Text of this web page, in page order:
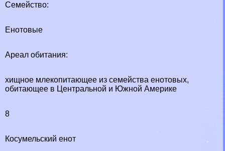
Семейство:
Енотовые
Ареал обитания:
хищное млекопитающее из семейства енотовых,
обитающее в Центральной и Южной Америке
8
Косумельский енот